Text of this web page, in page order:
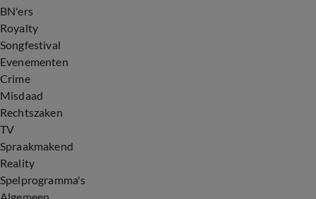
BN'ers
Royalty
Songfestival
Evenementen
Crime
Misdaad
Rechtszaken
TV
Spraakmakend
Reality
Spelprogramma's